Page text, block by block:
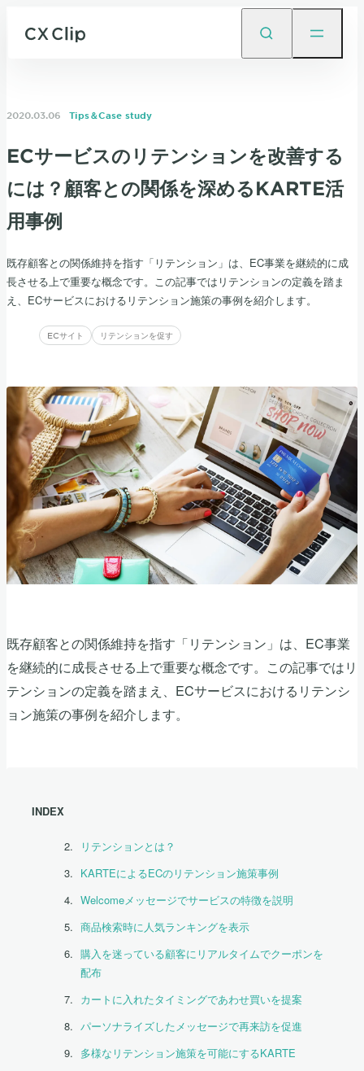
2020.03.06 Tips＆Case study
ECサービスのリテンションを改善する
には？顧客との関係を深めるKARTE活
用事例
既存顧客との関係維持を指す「リテンション」は、EC事業を継続的に成
長させる上で重要な概念です。この記事ではリテンションの定義を踏ま
え、ECサービスにおけるリテンション施策の事例を紹介します。
ECサイト リテンションを促す
既存顧客との関係維持を指す「リテンション」は、EC事業
を継続的に成長させる上で重要な概念です。この記事ではリ
テンションの定義を踏まえ、ECサービスにおけるリテンシ
ョン施策の事例を紹介します。
INDEX
リテンションとは？
KARTEによるECのリテンション施策事例
Welcomeメッセージでサービスの特徴を説明
商品検索時に人気ランキングを表示
購入を迷っている顧客にリアルタイムでクーポンを
配布
カートに入れたタイミングであわせ買いを提案
パーソナライズしたメッセージで再来訪を促進
多様なリテンション施策を可能にするKARTE